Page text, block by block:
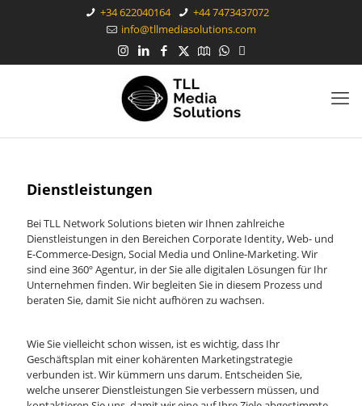
+34 622040164
+44 7473437072
info@tllmediasolutions.com
Dienstleistungen
Bei TLL Network Solutions bieten wir Ihnen zahlreiche
Dienstleistungen in den Bereichen Corporate Identity, Web- und
E-Commerce-Design, Social Media und Online-Marketing. Wir
sind eine 360º Agentur, in der Sie alle digitalen Lösungen für Ihr
Unternehmen finden. Wir begleiten Sie in diesem Prozess und
beraten Sie, damit Sie nicht aufhören zu wachsen.
Wie Sie vielleicht schon wissen, ist es wichtig, dass Ihr
Geschäftsplan mit einer kohärenten Marketingstrategie
verbunden ist. Wir kümmern uns darum. Entscheiden Sie,
welche unserer Dienstleistungen Sie verbessern müssen, und